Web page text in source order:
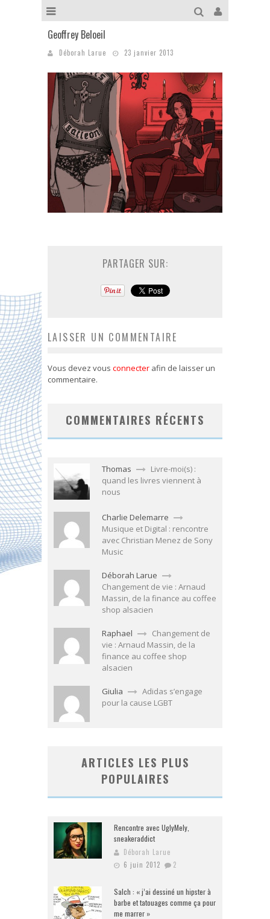
Geoffrey Beloeil
Déborah Larue 23 janvier 2013
PARTAGER SUR:
LAISSER UN COMMENTAIRE
Vous devez vous connecter afin de laisser un
commentaire.
COMMENTAIRES RÉCENTS
Thomas
Livre-moi(s) :
quand les livres viennent à
nous
Charlie Delemarre
Musique et Digital : rencontre
avec Christian Menez de Sony
Music
Déborah Larue
Changement de vie : Arnaud
Massin, de la finance au coffee
shop alsacien
Raphael
Changement de
vie : Arnaud Massin, de la
finance au coffee shop
alsacien
Giulia
Adidas s’engage
pour la cause LGBT
ARTICLES LES PLUS
POPULAIRES
Rencontre avec UglyMely,
sneakeraddict
Déborah Larue
6 juin 2012
2
Salch : « j’ai dessiné un hipster à
barbe et tatouages comme ça pour
me marrer »